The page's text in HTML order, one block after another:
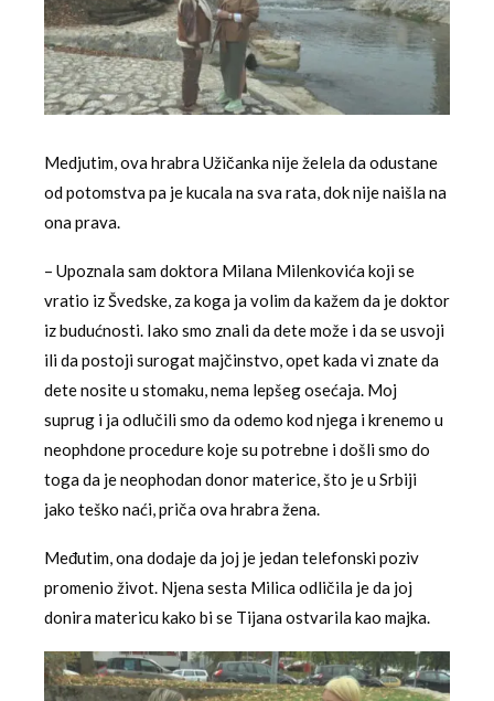
Medjutim, ova hrabra Užičanka nije želela da odustane
od potomstva pa je kucala na sva rata, dok nije naišla na
ona prava.
– Upoznala sam doktora Milana Milenkovića koji se
vratio iz Švedske, za koga ja volim da kažem da je doktor
iz budućnosti. Iako smo znali da dete može i da se usvoji
ili da postoji surogat majčinstvo, opet kada vi znate da
dete nosite u stomaku, nema lepšeg osećaja. Moj
suprug i ja odlučili smo da odemo kod njega i krenemo u
neophdone procedure koje su potrebne i došli smo do
toga da je neophodan donor materice, što je u Srbiji
jako teško naći, priča ova hrabra žena.
Međutim, ona dodaje da joj je jedan telefonski poziv
promenio život. Njena sesta Milica odličila je da joj
donira matericu kako bi se Tijana ostvarila kao majka.